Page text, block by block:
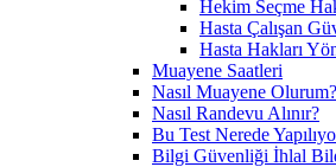
Hekim Seçme
Hasta Çalışan
Hasta Hakları
Muayene Saatleri
Nasıl Muayene Olurum?
Nasıl Randevu Alınır?
Bu Test Nerede
Bilgi Güvenliği İhlal